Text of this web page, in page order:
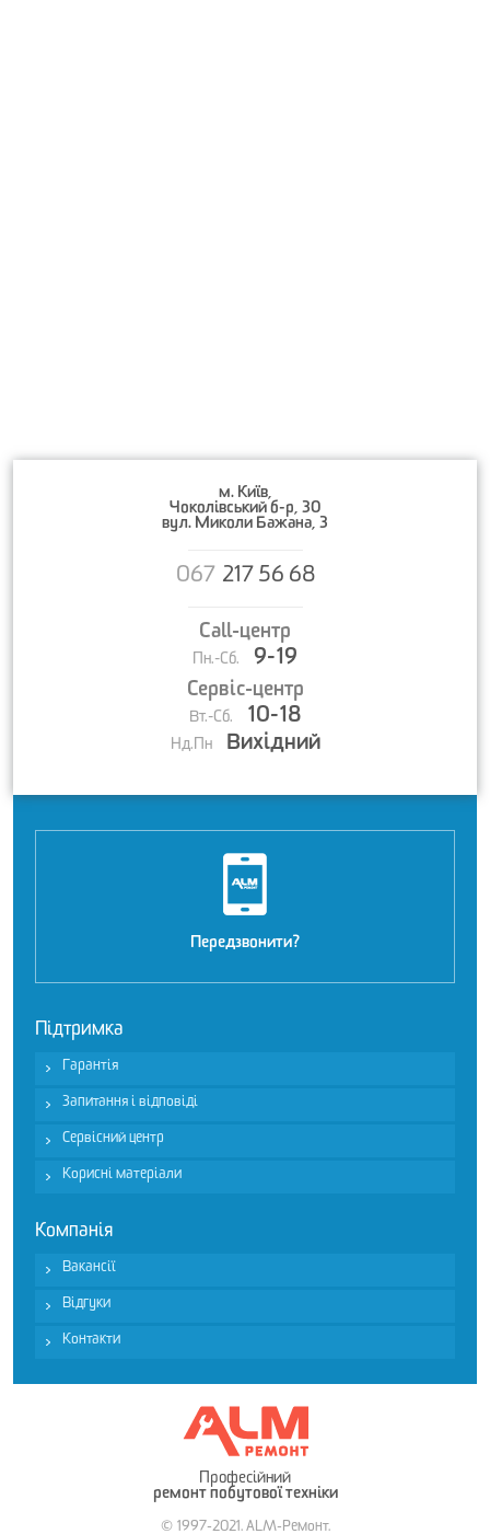
м. Київ,
Чоколівський б-р, 30
вул. Миколи Бажана, 3
067 217 56 68
Call-центр
Пн.-Сб. 9-19
Сервіс-центр
Вт.-Сб. 10-18
Нд.Пн Вихідний
Передзвонити?
Підтримка
Гарантія
Запитання і відповіді
Сервісний центр
Корисні матеріали
Компанія
Вакансії
Відгуки
Контакти
Професійний
ремонт побутової техніки
© 1997-2021. ALM-Ремонт.